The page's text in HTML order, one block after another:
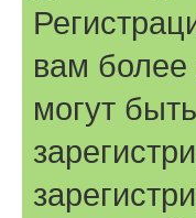
вам
могут